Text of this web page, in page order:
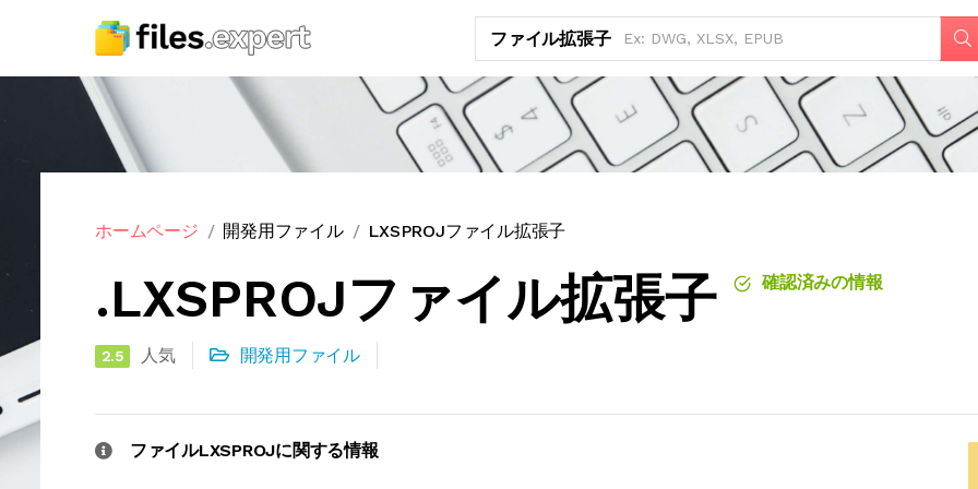
ファイル拡張子
ホームページ 開発用ファイル LXSPROJファイル拡張子
.LXSPROJファイル拡張子 確認済みの情報
2.5 人気 開発用ファイル
ファイルLXSPROJに関する情報